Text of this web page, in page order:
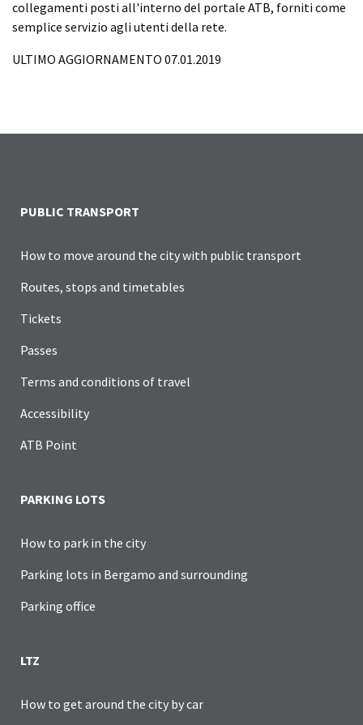
collegamenti posti all'interno del portale ATB, forniti come
semplice servizio agli utenti della rete.
ULTIMO AGGIORNAMENTO 07.01.2019
PUBLIC TRANSPORT
How to move around the city with public transport
Routes, stops and timetables
Tickets
Passes
Terms and conditions of travel
Accessibility
ATB Point
PARKING LOTS
How to park in the city
Parking lots in Bergamo and surrounding
Parking office
LTZ
How to get around the city by car